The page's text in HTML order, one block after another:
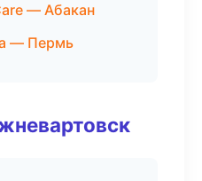
— Абакан
— Пермь